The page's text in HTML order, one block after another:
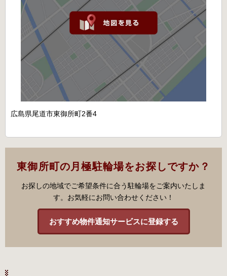
広島県尾道市東御所町2番4
東御所町の月極駐輪場をお探しですか？
お探しの地域でご希望条件に合う駐輪場をご案内いたしま
す。お気軽にお問い合わせください！
おすすめ物件通知サービスに登録する